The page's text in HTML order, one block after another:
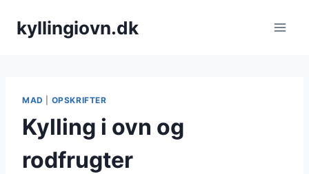
kyllingiovn.dk
MAD OPSKRIFTER
Kylling i ovn og
rodfrugter